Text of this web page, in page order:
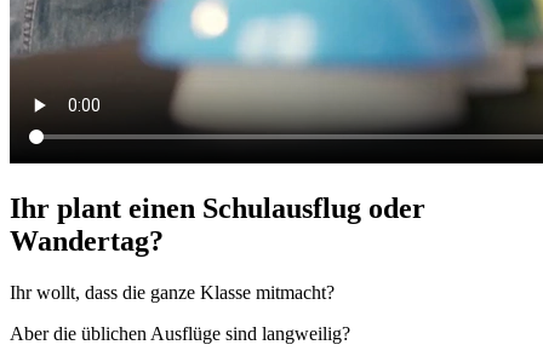
Ihr plant einen Schulausflug oder
Wandertag?
Ihr wollt, dass die ganze Klasse mitmacht?
Aber die üblichen Ausflüge sind langweilig?